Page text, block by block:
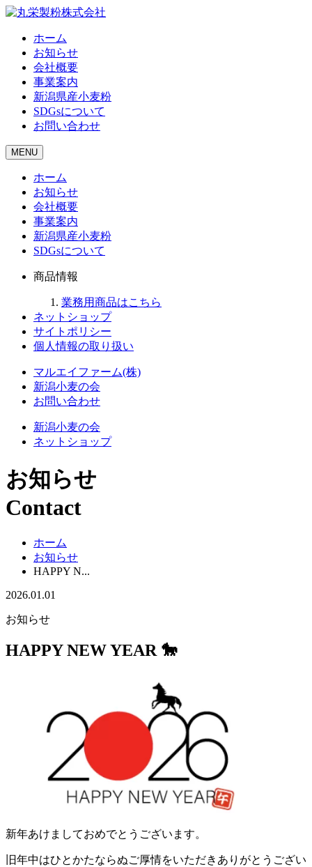
ホーム
お知らせ
会社概要
事業案内
新潟県産小麦粉
SDGsについて
お問い合わせ
MENU
ホーム
お知らせ
会社概要
事業案内
新潟県産小麦粉
SDGsについて
商品情報
業務用商品はこちら
ネットショップ
サイトポリシー
個人情報の取り扱い
マルエイファーム(株)
新潟小麦の会
お問い合わせ
新潟小麦の会
ネットショップ
お知らせ
Contact
ホーム
お知らせ
HAPPY N...
2026.01.01
お知らせ
HAPPY NEW YEAR 🐎
新年あけましておめでとうございます。
旧年中はひとかたならぬご厚情をいただきありがとうござい